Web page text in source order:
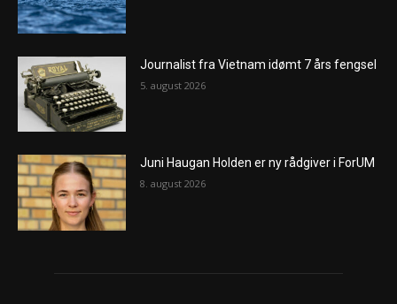
Journalist fra Vietnam idømt 7 års fengsel
5. august 2026
Juni Haugan Holden er ny rådgiver i ForUM
8. august 2026